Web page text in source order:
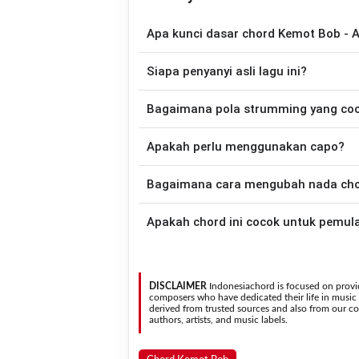
Apa kunci dasar chord Kemot Bob -
disederhanakan sehingga lebih mudah
memainkan lagu ini.
Siapa penyanyi asli lagu ini?
chord gitar yang lebih mudah
Bagaimana pola strumming yang
Down - Down - Up - Up - Down - Up
Si Gagal.
Apakah perlu menggunakan capo?
asli penyanyi, kamu dapat
Bagaimana cara mengubah nada
nada. Seluruh chord akan berubah secara otomatis tanpa mengubah lirik sehingga kamu dapat
Apakah chord ini cocok untuk
DISCLAIMER Indonesiachord is focused on
composers who have dedicated their life in
derived from trusted sources and also from our
authors, artists, and music labels.